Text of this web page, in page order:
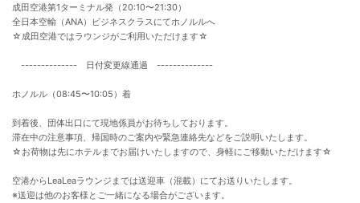
成田空港第1ターミナル発（20:10〜21:30）
全日本空輸（ANA）ビジネスクラスにてホノルルへ
☆成田空港ではラウンジがご利用いただけます☆
-------------- 日付変更線通過 --------------
ホノルル（08:45〜10:05）着
到着後、団体出口にて現地係員がお待ちしております。
滞在中の注意事項、帰国時のご案内や緊急連絡先などをご説明いたします。
☆お荷物は先にホテルまでお届けいたしますので、身軽にご移動いただけます☆
空港からLeaLeaラウンジまでは送迎車（混載）にてお送りいたします。
※送迎は他のお客様とご一緒になる場合がございます。